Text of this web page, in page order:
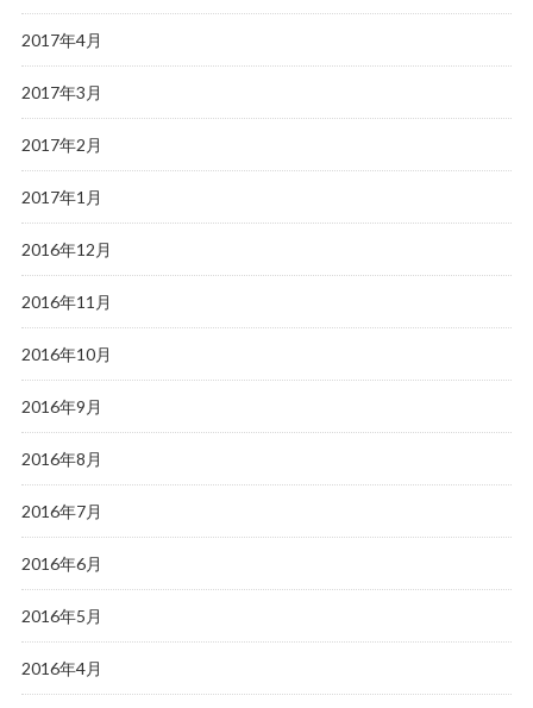
2017年4月
2017年3月
2017年2月
2017年1月
2016年12月
2016年11月
2016年10月
2016年9月
2016年8月
2016年7月
2016年6月
2016年5月
2016年4月